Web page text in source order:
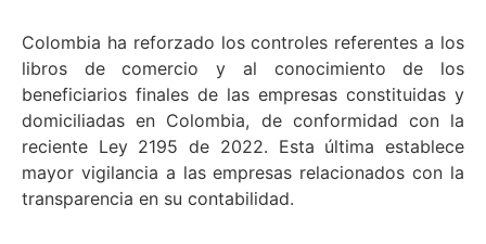
Colombia ha reforzado los controles referentes a los
libros de comercio y al conocimiento de los
beneficiarios finales de las empresas constituidas y
domiciliadas en Colombia, de conformidad con la
reciente Ley 2195 de 2022. Esta última establece
mayor vigilancia a las empresas relacionados con la
transparencia en su contabilidad.